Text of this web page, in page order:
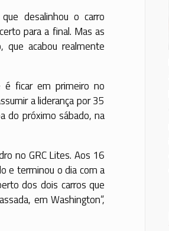
desalinhou o carro
para a final. Mas as
que acabou realmente
é ficar em primeiro no
a liderança por 35
do próximo sábado, na
no GRC Lites. Aos 16
e terminou o dia com a
dos dois carros que
em Washington”,